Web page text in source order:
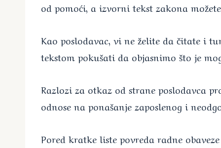
od pomoći, a izvorni tekst zakona
Kao poslodavac, vi ne želite da čitate i
tekstom pokušati da objasnimo što je
Razlozi za otkaz od strane poslodavca
odnose na ponašanje zaposlenog i
Pored kratke liste povreda radne